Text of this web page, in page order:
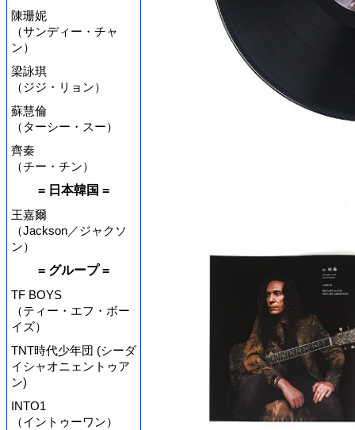
陳珊妮
（サンディー・チャ
ン）
梁詠琪
（ジジ・リョン）
蘇慧倫
（ターシー・スー）
齊秦
（チー・チン）
= 日本韓国 =
王嘉爾
（Jackson／ジャクソ
ン）
= グループ =
TF BOYS
（ティー・エフ・ボー
イズ）
TNT時代少年団 (シーダ
イシャオニェントゥア
ン)
INTO1
（イントゥーワン）